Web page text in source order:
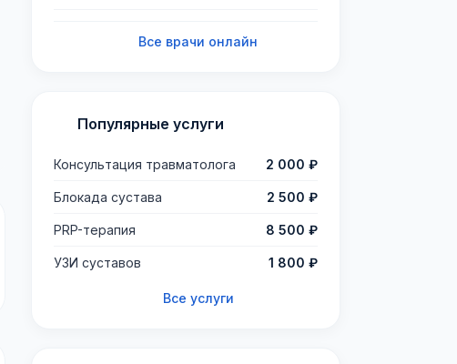
Все врачи онлайн
Популярные услуги
Консультация травматолога 2 000 ₽
Блокада сустава 2 500 ₽
PRP-терапия 8 500 ₽
УЗИ суставов 1 800 ₽
Все услуги